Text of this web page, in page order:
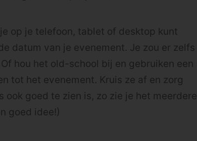
op je telefoon, tablet of desktop kunt
datum van je evenement. Je zou er zelfs
hou het old-school bij en gebruiken een
tot het evenement. Kruis ze af en zorg
goed te zien is, zo zie je het meerdere
goed idee!)